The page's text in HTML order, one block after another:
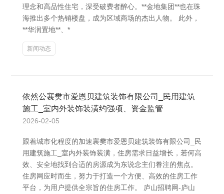
理念和高品性住宅，深受破费者醉心。**金地集团**也在珠
海推出多个热销楼盘，成为区域商场的杰出人物。 此外，
**华润置地**、*
新闻动态
依然公襄樊市爱恩贝建筑装饰有限公司_民用建筑
施工_室内外装饰装潢约强项、资金监管
2026-02-05
跟着城市化程度的加速襄樊市爱恩贝建筑装饰有限公司_民
用建筑施工_室内外装饰装潢，住房需求日益增长，若何高
效、安全地找到合适的房源成为东说念主们眷注的焦点。
住房网应时而生，努力于打造一个方便、高效的住房工作
平台，为用户提供全宗旨的住房工作。 庐山招聘网-庐山